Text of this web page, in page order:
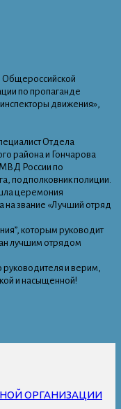
Общероссийской
по пропаганде
движения»,
Отдела
района и Гончарова
России по
подполковник полиции.
церемония
на звание «Лучший отряд
которым руководит
лучшим отрядом
и верим,
и насыщенной!
ОРГАНИЗАЦИИ